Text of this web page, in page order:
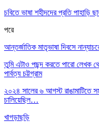
চবিতে ভাষা শহীদদের প্রতি পাহাড়ি
পরে
আন্তর্জাতিক মাতৃভাষা দিবসে
তুমি এটাও পছন্দ করতে পারো লেখক
পার্বত্য চট্টগ্রাম
২০২৪ সালের ৬ আগস্ট রাঙামাটিতে
চালিয়েছিল…
খাগড়াছড়ি